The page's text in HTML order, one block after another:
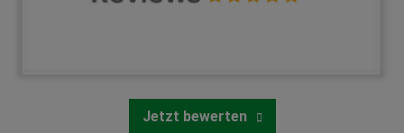
Jetzt bewerten